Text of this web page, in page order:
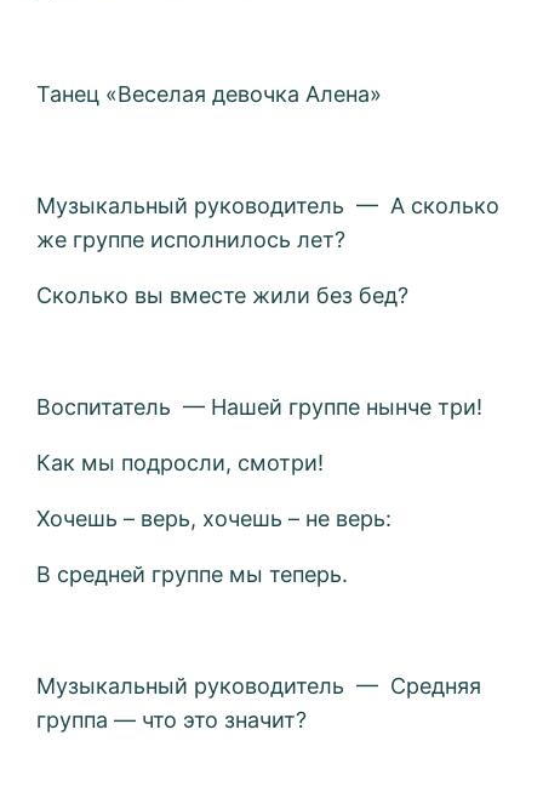
Танец «Веселая девочка Алена»
Музыкальный руководитель — А сколько
же группе исполнилось лет?
Сколько вы вместе жили без бед?
Воспитатель — Нашей группе нынче три!
Как мы подросли, смотри!
Хочешь – верь, хочешь – не верь:
В средней группе мы теперь.
Музыкальный руководитель — Средняя
группа — что это значит?